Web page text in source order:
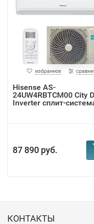
избранное
Hisense AS-
24UW4RBTCM00 City
Inverter сплит-
87 890 руб.
КОНТАКТЫ